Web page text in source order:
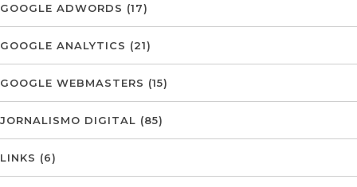
GOOGLE ADWORDS (17)
GOOGLE ANALYTICS (21)
GOOGLE WEBMASTERS (15)
JORNALISMO DIGITAL (85)
LINKS (6)